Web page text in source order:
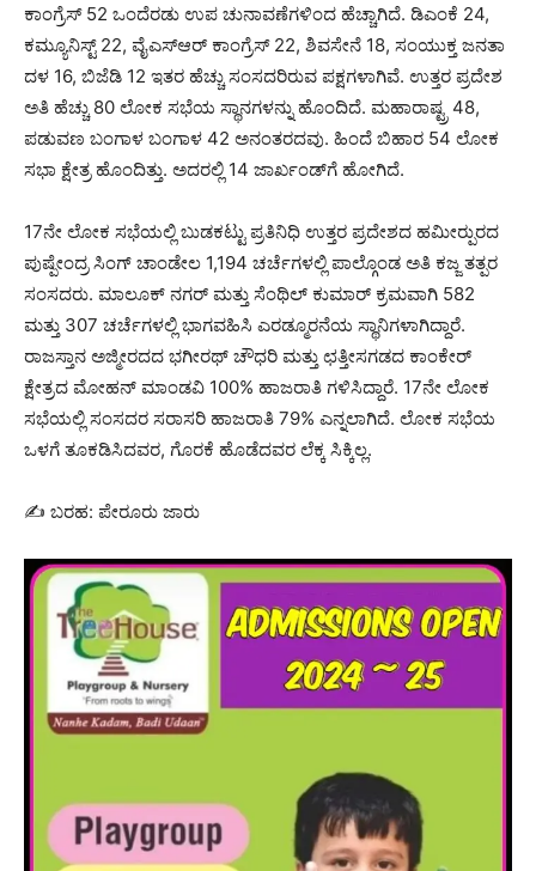
ಕಾಂಗ್ರೆಸ್ 52 ಒಂದೆರಡು ಉಪ ಚುನಾವಣೆಗಳಿಂದ ಹೆಚ್ಚಾಗಿದೆ. ಡಿಎಂಕೆ 24,
ಕಮ್ಯೂನಿಸ್ಟ್ 22, ವೈಎಸ್‍ಆರ್ ಕಾಂಗ್ರೆಸ್ 22, ಶಿವಸೇನೆ 18, ಸಂಯುಕ್ತ ಜನತಾ
ದಳ 16, ಬಿಜೆಡಿ 12 ಇತರ ಹೆಚ್ಚು ಸಂಸದರಿರುವ ಪಕ್ಷಗಳಾಗಿವೆ. ಉತ್ತರ ಪ್ರದೇಶ
ಅತಿ ಹೆಚ್ಚು 80 ಲೋಕ ಸಭೆಯ ಸ್ಥಾನಗಳನ್ನು ಹೊಂದಿದೆ. ಮಹಾರಾಷ್ಟ್ರ 48,
ಪಡುವಣ ಬಂಗಾಳ ಬಂಗಾಳ 42 ಅನಂತರದವು. ಹಿಂದೆ ಬಿಹಾರ 54 ಲೋಕ
ಸಭಾ ಕ್ಷೇತ್ರ ಹೊಂದಿತ್ತು. ಅದರಲ್ಲಿ 14 ಜಾರ್ಖಂಡ್‍ಗೆ ಹೋಗಿದೆ.
17ನೇ ಲೋಕ ಸಭೆಯಲ್ಲಿ ಬುಡಕಟ್ಟು ಪ್ರತಿನಿಧಿ ಉತ್ತರ ಪ್ರದೇಶದ ಹಮೀರ್‍ಪುರದ
ಪುಷ್ಪೇಂದ್ರ ಸಿಂಗ್ ಚಾಂಡೇಲ 1,194 ಚರ್ಚೆಗಳಲ್ಲಿ ಪಾಲ್ಗೊಂಡ ಅತಿ ಕಜ್ಜ ತತ್ಪರ
ಸಂಸದರು. ಮಾಲೂಕ್ ನಗರ್ ಮತ್ತು ಸೆಂಥಿಲ್ ಕುಮಾರ್ ಕ್ರಮವಾಗಿ 582
ಮತ್ತು 307 ಚರ್ಚೆಗಳಲ್ಲಿ ಭಾಗವಹಿಸಿ ಎರಡ್ಮೂರನೆಯ ಸ್ಥಾನಿಗಳಾಗಿದ್ದಾರೆ.
ರಾಜಸ್ತಾನ ಅಜ್ಮೀರದದ ಭಗೀರಥ್ ಚೌಧರಿ ಮತ್ತು ಛತ್ತೀಸಗಡದ ಕಾಂಕೇರ್
ಕ್ಷೇತ್ರದ ಮೋಹನ್ ಮಾಂಡವಿ 100% ಹಾಜರಾತಿ ಗಳಿಸಿದ್ದಾರೆ. 17ನೇ ಲೋಕ
ಸಭೆಯಲ್ಲಿ ಸಂಸದರ ಸರಾಸರಿ ಹಾಜರಾತಿ 79% ಎನ್ನಲಾಗಿದೆ. ಲೋಕ ಸಭೆಯ
ಒಳಗೆ ತೂಕಡಿಸಿದವರ, ಗೊರಕೆ ಹೊಡೆದವರ ಲೆಕ್ಕ ಸಿಕ್ಕಿಲ್ಲ.
✍ ಬರಹ: ಪೇರೂರು ಜಾರು